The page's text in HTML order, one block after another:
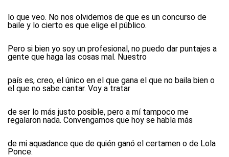
lo que veo. No nos olvidemos de que es un concurso de
baile y lo cierto es que elige el público.
Pero si bien yo soy un profesional, no puedo dar puntajes a
gente que haga las cosas mal. Nuestro
país es, creo, el único en el que gana el que no baila bien o
el que no sabe cantar. Voy a tratar
de ser lo más justo posible, pero a mí tampoco me
regalaron nada. Convengamos que hoy se habla más
de mi aquadance que de quién ganó el certamen o de Lola
Ponce.